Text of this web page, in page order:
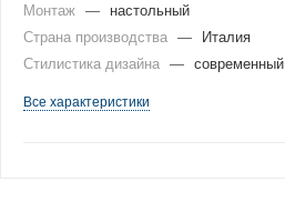
Монтаж —
настольный
Страна производства —
Италия
Стилистика дизайна — современный
Все характеристики